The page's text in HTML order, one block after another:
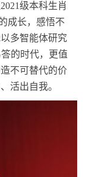
2021级本科生肖
成长，感悟不
多智能体研究
的时代，更值
不可替代的价
活出自我。